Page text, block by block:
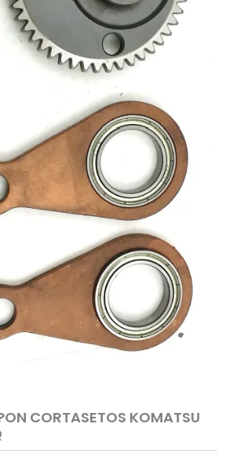
CORTASETOS KOMATSU